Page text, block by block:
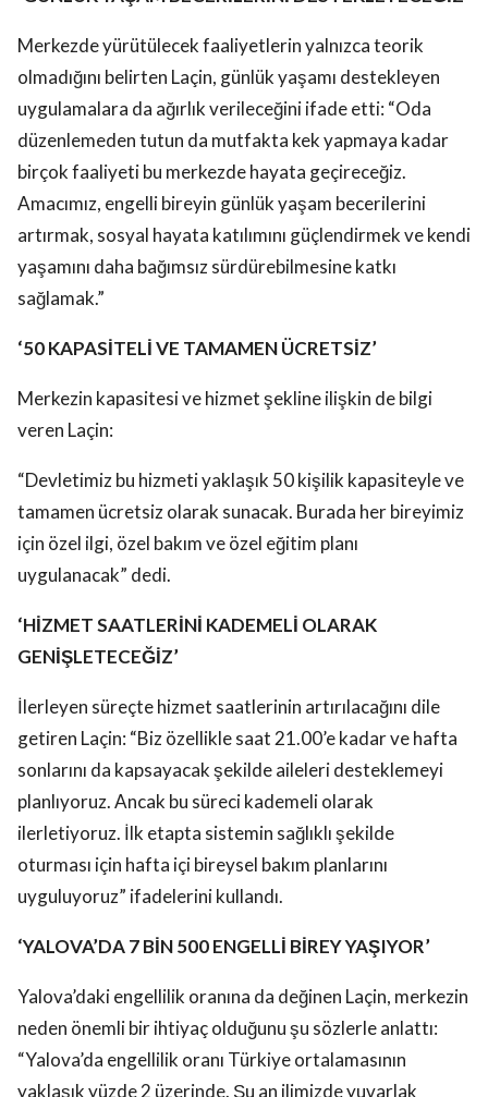
Merkezde yürütülecek faaliyetlerin yalnızca teorik
olmadığını belirten Laçin, günlük yaşamı destekleyen
uygulamalara da ağırlık verileceğini ifade etti: “Oda
düzenlemeden tutun da mutfakta kek yapmaya kadar
birçok faaliyeti bu merkezde hayata geçireceğiz.
Amacımız, engelli bireyin günlük yaşam becerilerini
artırmak, sosyal hayata katılımını güçlendirmek ve kendi
yaşamını daha bağımsız sürdürebilmesine katkı
sağlamak.”
‘50 KAPASİTELİ VE TAMAMEN ÜCRETSİZ’
Merkezin kapasitesi ve hizmet şekline ilişkin de bilgi
veren Laçin:
“Devletimiz bu hizmeti yaklaşık 50 kişilik kapasiteyle ve
tamamen ücretsiz olarak sunacak. Burada her bireyimiz
için özel ilgi, özel bakım ve özel eğitim planı
uygulanacak” dedi.
‘HİZMET SAATLERİNİ KADEMELİ OLARAK
GENİŞLETECEĞİZ’
İlerleyen süreçte hizmet saatlerinin artırılacağını dile
getiren Laçin: “Biz özellikle saat 21.00’e kadar ve hafta
sonlarını da kapsayacak şekilde aileleri desteklemeyi
planlıyoruz. Ancak bu süreci kademeli olarak
ilerletiyoruz. İlk etapta sistemin sağlıklı şekilde
oturması için hafta içi bireysel bakım planlarını
uyguluyoruz” ifadelerini kullandı.
‘YALOVA’DA 7 BİN 500 ENGELLİ BİREY YAŞIYOR’
Yalova’daki engellilik oranına da değinen Laçin, merkezin
neden önemli bir ihtiyaç olduğunu şu sözlerle anlattı:
“Yalova’da engellilik oranı Türkiye ortalamasının
yaklaşık yüzde 2 üzerinde. Şu an ilimizde yuvarlak